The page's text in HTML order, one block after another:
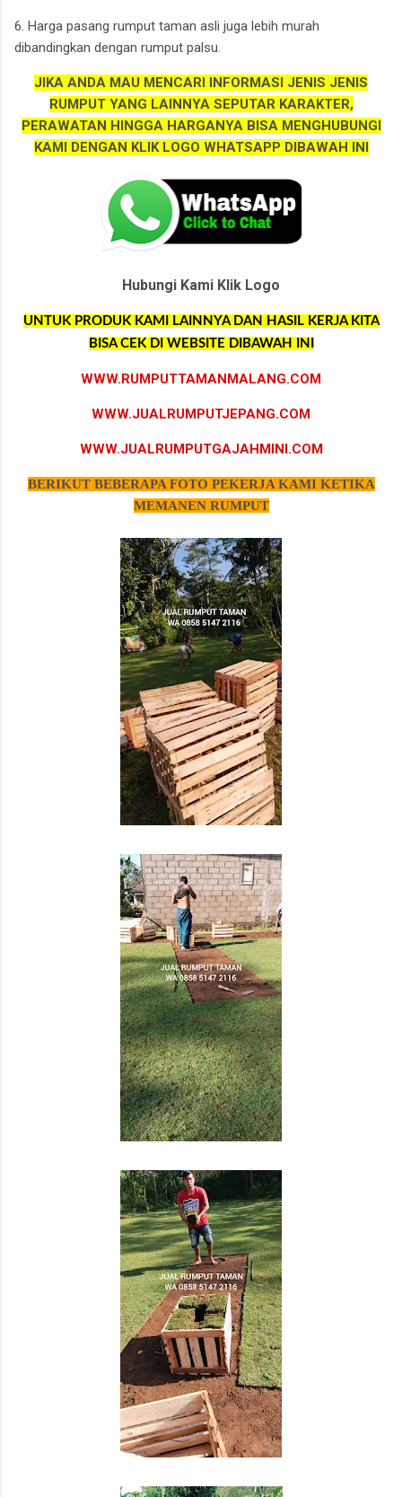
6. Harga pasang rumput taman asli juga lebih murah
dibandingkan dengan rumput palsu.
JIKA ANDA MAU MENCARI INFORMASI JENIS JENIS
RUMPUT YANG LAINNYA SEPUTAR KARAKTER,
PERAWATAN HINGGA HARGANYA BISA MENGHUBUNGI
KAMI DENGAN KLIK LOGO WHATSAPP DIBAWAH INI
Hubungi Kami Klik Logo
UNTUK PRODUK KAMI LAINNYA DAN HASIL KERJA KITA
BISA CEK DI WEBSITE DIBAWAH INI
WWW.RUMPUTTAMANMALANG.COM
WWW.JUALRUMPUTJEPANG.COM
WWW.JUALRUMPUTGAJAHMINI.COM
BERIKUT BEBERAPA FOTO PEKERJA KAMI KETIKA
MEMANEN RUMPUT